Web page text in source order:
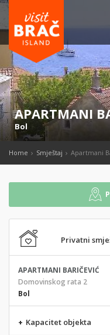
APARTMANI
Bol
Home Smještaj Apartmani
Privatni
APARTMANI BARIČEVIĆ
Domovinskog rata 2
Bol
+ Kapacitet objekta